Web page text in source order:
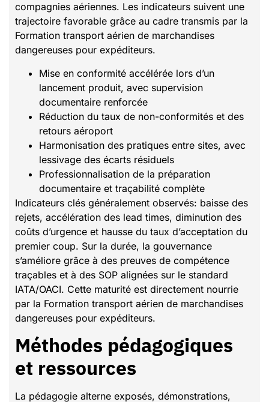
compagnies aériennes. Les indicateurs suivent une
trajectoire favorable grâce au cadre transmis par la
Formation transport aérien de marchandises
dangereuses pour expéditeurs.
Mise en conformité accélérée lors d’un
lancement produit, avec supervision
documentaire renforcée
Réduction du taux de non-conformités et des
retours aéroport
Harmonisation des pratiques entre sites, avec
lessivage des écarts résiduels
Professionnalisation de la préparation
documentaire et traçabilité complète
Indicateurs clés généralement observés: baisse des
rejets, accélération des lead times, diminution des
coûts d’urgence et hausse du taux d’acceptation du
premier coup. Sur la durée, la gouvernance
s’améliore grâce à des preuves de compétence
traçables et à des SOP alignées sur le standard
IATA/OACI. Cette maturité est directement nourrie
par la Formation transport aérien de marchandises
dangereuses pour expéditeurs.
Méthodes pédagogiques
et ressources
La pédagogie alterne exposés, démonstrations,